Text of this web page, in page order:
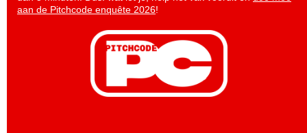
aan de Pitchcode enquête 2026!